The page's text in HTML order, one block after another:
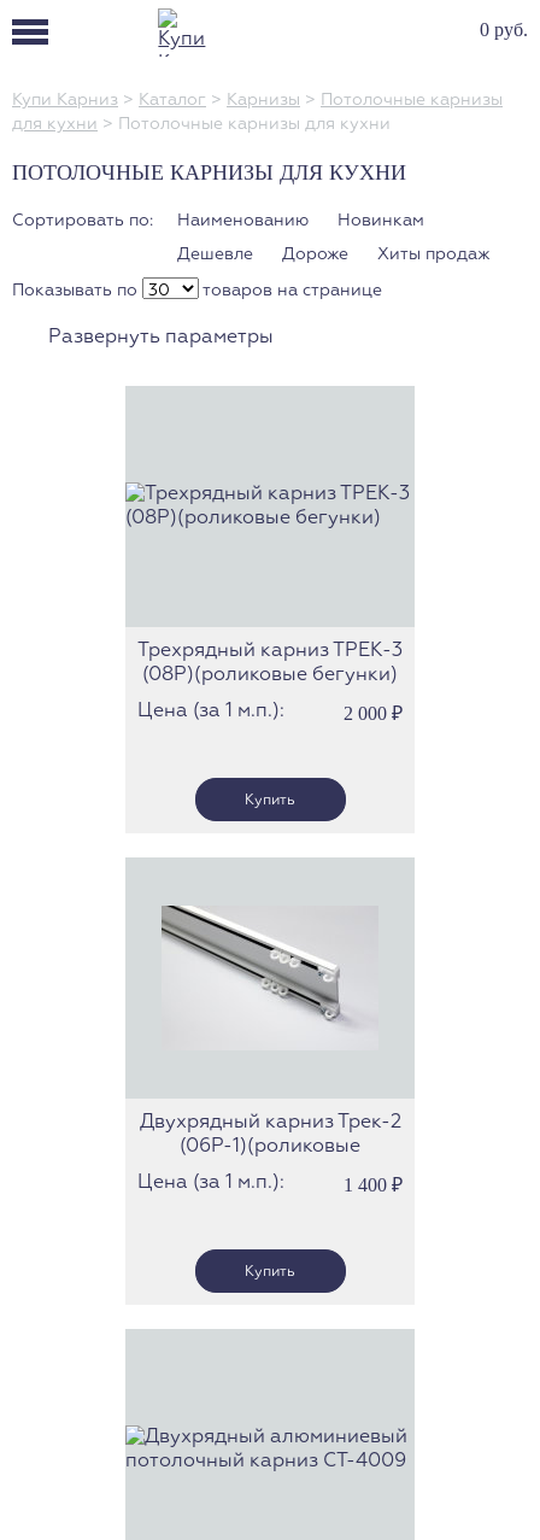
0 руб.
Купи Карниз > Каталог > Карнизы >
Потолочные карнизы
для кухни > Потолочные карнизы для кухни
ПОТОЛОЧНЫЕ КАРНИЗЫ ДЛЯ КУХНИ
Сортировать по: Наименованию
Новинкам
Дешевле
Дороже Хиты продаж
Показывать по товаров на странице
Развернуть параметры
Трехрядный карниз ТРЕК-3
(08Р)(роликовые бегунки)
Цена (за 1 м.п.):
2 000 ₽
Двухрядный карниз Трек-2
(06Р-1)(роликовые
бегунки)
Цена (за 1 м.п.): 1 400 ₽